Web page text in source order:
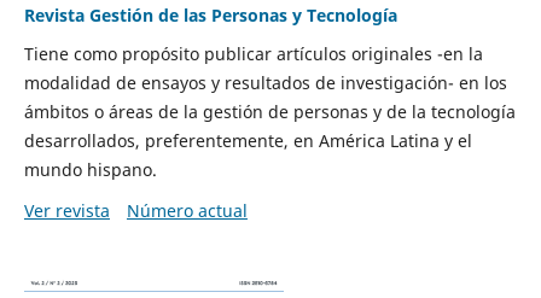
Revista Gestión de las Personas y Tecnología
Tiene como propósito publicar artículos originales -en la
modalidad de ensayos y resultados de investigación- en los
ámbitos o áreas de la gestión de personas y de la tecnología
desarrollados, preferentemente, en América Latina y el
mundo hispano.
Ver revista
Número actual